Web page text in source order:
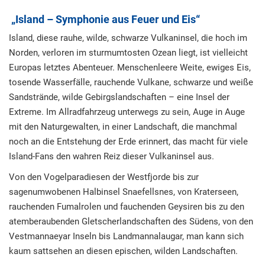
„Island – Symphonie aus Feuer und Eis“
Island, diese rauhe, wilde, schwarze Vulkaninsel, die hoch im
Norden, verloren im sturmumtosten Ozean liegt, ist vielleicht
Europas letztes Abenteuer. Menschenleere Weite, ewiges Eis,
tosende Wasserfälle, rauchende Vulkane, schwarze und weiße
Sandstrände, wilde Gebirgslandschaften – eine Insel der
Extreme. Im Allradfahrzeug unterwegs zu sein, Auge in Auge
mit den Naturgewalten, in einer Landschaft, die manchmal
noch an die Entstehung der Erde erinnert, das macht für viele
Island-Fans den wahren Reiz dieser Vulkaninsel aus.
Von den Vogelparadiesen der Westfjorde bis zur
sagenumwobenen Halbinsel Snaefellsnes, von Kraterseen,
rauchenden Fumalrolen und fauchenden Geysiren bis zu den
atemberaubenden Gletscherlandschaften des Südens, von den
Vestmannaeyar Inseln bis Landmannalaugar, man kann sich
kaum sattsehen an diesen epischen, wilden Landschaften.